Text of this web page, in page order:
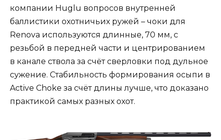
компании Huglu вопросов внутренней
баллистики охотничьих ружей – чоки для
Renova используются длинные, 70 мм, с
резьбой в передней части и центрированием
в канале ствола за счёт сверловки под дульное
сужение. Стабильность формирования осыпи в
Active Choke за счёт длины лучше, что доказано
практикой самых разных охот.